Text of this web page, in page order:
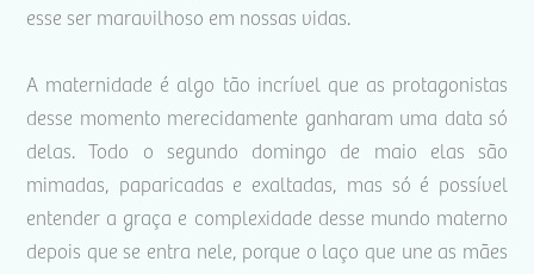
esse ser maravilhoso em nossas vidas.
A maternidade é algo tão incrível que as protagonistas
desse momento merecidamente ganharam uma data só
delas. Todo o segundo domingo de maio elas são
mimadas, paparicadas e exaltadas, mas só é possível
entender a graça e complexidade desse mundo materno
depois que se entra nele, porque o laço que une as mães